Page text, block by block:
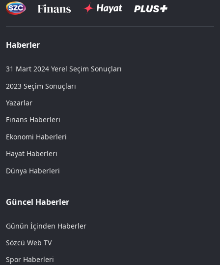
Haberler
31 Mart 2024 Yerel Seçim Sonuçları
2023 Seçim Sonuçları
Yazarlar
Finans Haberleri
Ekonomi Haberleri
Hayat Haberleri
Dünya Haberleri
Güncel Haberler
Günün İçinden Haberler
Sözcü Web TV
Spor Haberleri